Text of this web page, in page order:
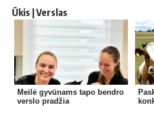
Ūkis | Verslas
Meilė gyvūnams tapo bendro
verslo pradžia